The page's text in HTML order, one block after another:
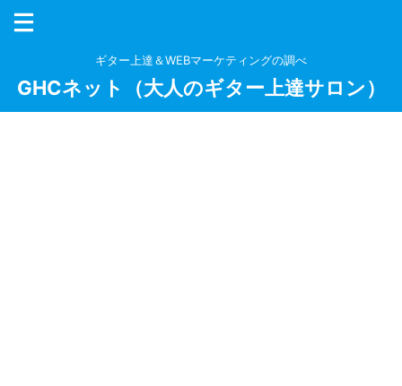
ギター上達＆WEBマーケティングの調べ
GHCネット（大人のギター上達サロン）